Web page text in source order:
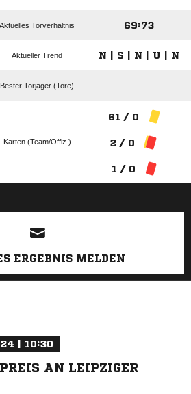
Aktuelles Torverhältnis 69:73
Aktueller Trend N | S | N | U | N
Bester Torjäger (Tore)
Karten (Team/Offiz.)
61 / 0
2 / 0
1 / 0
ANZEIGE
ERGEBNIS MELDEN
| 10:30
AN LEIPZIGER